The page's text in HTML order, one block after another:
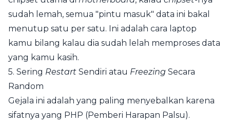
sudah lemah, semua "pintu masuk" data ini bakal
menutup satu per satu. Ini adalah cara laptop
kamu bilang kalau dia sudah lelah memproses data
yang kamu kasih.
5. Sering Restart Sendiri atau Freezing Secara
Random
Gejala ini adalah yang paling menyebalkan karena
sifatnya yang PHP (Pemberi Harapan Palsu).